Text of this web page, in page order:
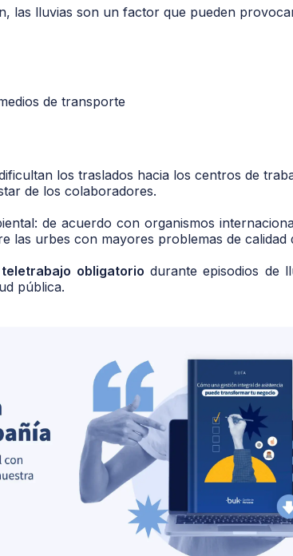
las lluvias son un factor que pueden
de transporte
los traslados hacia los centros de
de los colaboradores.
de acuerdo con organismos
las urbes con mayores problemas de calidad
teletrabajo obligatorio durante episodios de
pública.